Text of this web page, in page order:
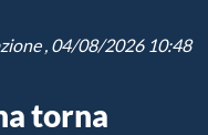
, 04/08/2026 10:48
torna